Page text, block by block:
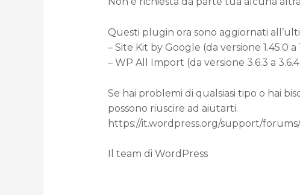
Questi plugin ora sono aggiornati
– Site Kit by Google (da versione 1.45.0 a
– WP All Import (da versione 3.6.3 a
Se hai problemi di qualsiasi tipo o hai
possono riuscire ad aiutarti.
https://it.wordpress.org/support/forums/
Il team di WordPress